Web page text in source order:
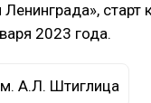
старт
2023 года.
А.Л. Штиглица